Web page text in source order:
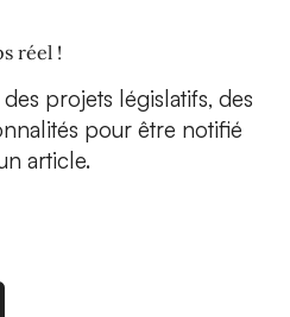
réel !
projets législatifs, des
pour être notifié
article.